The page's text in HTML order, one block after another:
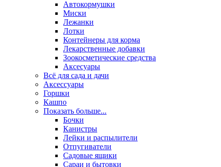
Автокормушки
Миски
Лежанки
Лотки
Контейнеры для корма
Лекарственные добавки
Зоокосметические средства
Аксесуары
Всё для сада и дачи
Аксессуары
Горшки
Кашпо
Показать больше...
Бочки
Канистры
Лейки и распылители
Отпугиватели
Садовые ящики
Сараи и бытовки